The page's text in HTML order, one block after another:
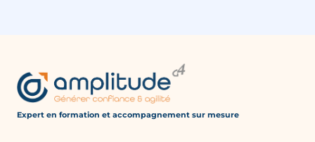
Expert en formation et accompagnement sur mesure